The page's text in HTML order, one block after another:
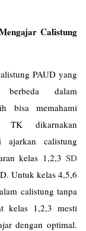
Calistung
PAUD yang
dalam
bisa memahami
TK dikarnakan
calistung
kelas 1,2,3 SD
Untuk kelas 4,5,6
calistung tanpa
kelas 1,2,3 mesti
dengan optimal.